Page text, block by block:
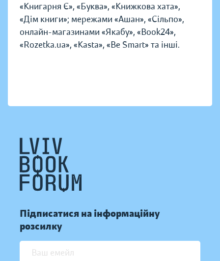
«Книгарня Є», «Буква», «Книжкова хата»,
«Дім книги»; мережами «Ашан», «Сільпо»,
онлайн-магазинами «Якабу», «Book24»,
«Rozetka.ua», «Kasta», «Be Smart» та інші.
Підписатися на інформаційну
розсилку